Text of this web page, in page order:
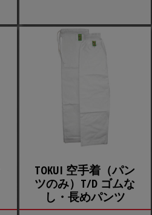
TOKUI 空手着（パン
ツのみ）T/D ゴムな
し・長めパンツ